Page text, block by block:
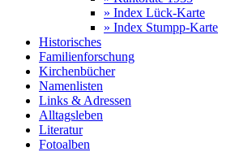
» Index Lück-Karte
» Index Stumpp-Karte
Historisches
Familienforschung
Kirchenbücher
Namenlisten
Links & Adressen
Alltagsleben
Literatur
Fotoalben